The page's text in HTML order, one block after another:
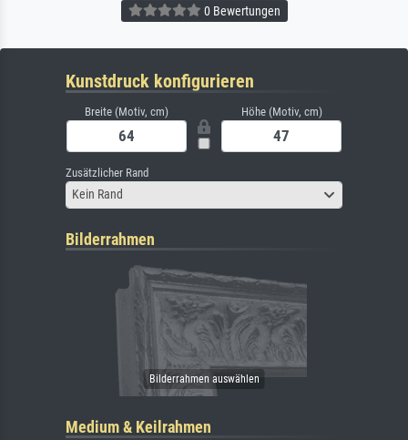
0 Bewertungen
Kunstdruck konfigurieren
Breite (Motiv, cm) Höhe (Motiv, cm)
Zusätzlicher Rand
Kein Rand
Bilderrahmen
Medium & Keilrahmen